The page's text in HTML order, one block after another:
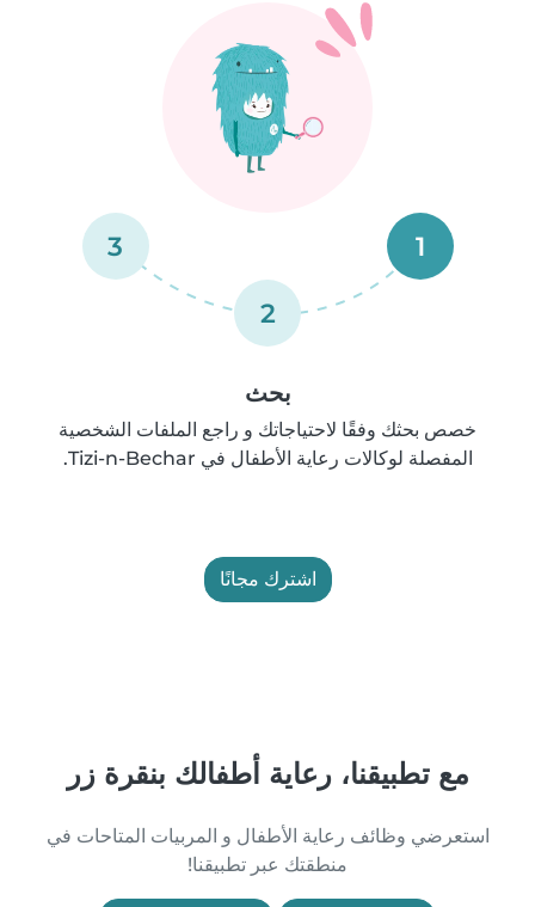
1
2
3
بحث
خصص بحثك وفقًا لاحتياجاتك و راجع الملفات الشخصية
المفصلة لوكالات رعاية الأطفال في Tizi-n-Bechar.
اشترك مجانًا
مع تطبيقنا، رعاية أطفالك بنقرة زر
استعرضي وظائف رعاية الأطفال و المربيات المتاحات في
منطقتك عبر تطبيقنا!